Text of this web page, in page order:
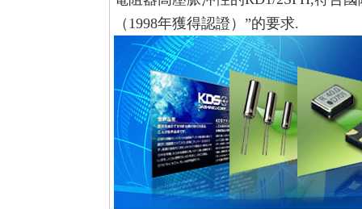
（1998年獲得認證）”的要求.